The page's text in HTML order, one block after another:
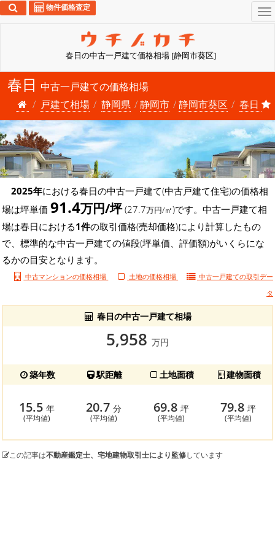
春日の中古一戸建て価格相場 [静岡市葵区]
物件価格査定
春日 中古一戸建ての価格相場
戸建て相場
静岡県 静岡市 静岡市葵区 春日
2025年における春日の中古一戸建て(中古戸建て住宅)の価格相
場は坪単価 91.4万円/坪(27.7万円/㎡)です。中古一戸建て相
場は春日における1件の取引価格(売却価格)により計算したもの
で、標準的な中古一戸建ての値段(坪単価、評価額)がいくらにな
るかの目安となります。
中古マンションの価格相場 土地の価格相場 中古一戸建ての取引デー
タ
春日の中古一戸建て相場
5,958 万円
築年数 駅距離 土地面積 建物面積
15.5 年
(平均値)
20.7分
(平均値)
69.8 坪
(平均値)
79.8坪
(平均値)
この記事は不動産鑑定士、宅地建物取引士により監修しています